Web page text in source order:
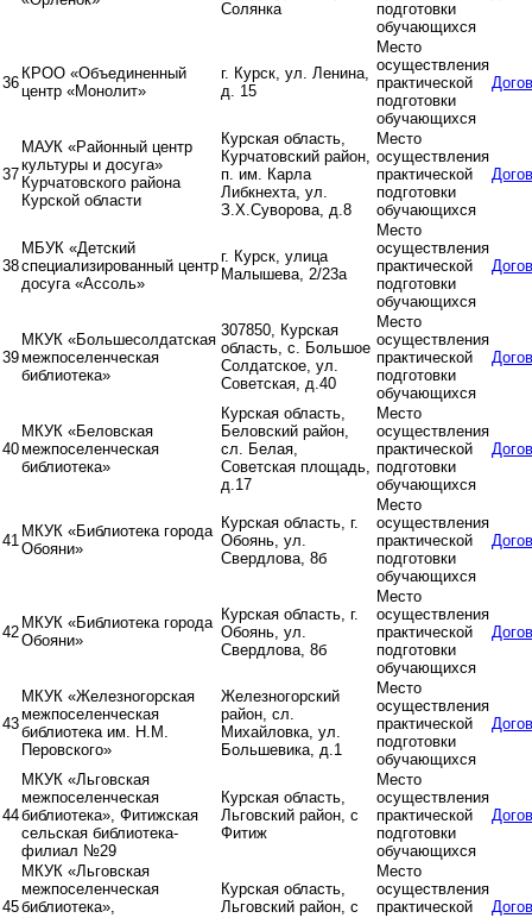
Солянка
подготовки
обучающихся
36
КРОО «Объединенный
центр «Монолит»
г. Курск, ул. Ленина,
д. 15
Место
осуществления
практической
подготовки
обучающихся
37
МАУК «Районный центр
культуры и досуга»
Курчатовского района
Курской области
Курская область,
Курчатовский район,
п. им. Карла
Либкнехта, ул.
З.Х.Суворова, д.8
Место
осуществления
практической
подготовки
обучающихся
38
МБУК «Детский
специализированный центр
досуга «Ассоль»
г. Курск, улица
Малышева, 2/23а
Место
осуществления
практической
подготовки
обучающихся
39
МКУК «Большесолдатская
межпоселенческая
библиотека»
307850, Курская
область, с. Большое
Солдатское, ул.
Советская, д.40
Место
осуществления
практической
подготовки
обучающихся
40
МКУК «Беловская
межпоселенческая
библиотека»
Курская область,
Беловский район,
сл. Белая,
Советская площадь,
д.17
Место
осуществления
практической
подготовки
обучающихся
41
МКУК «Библиотека города
Обояни»
Курская область, г.
Обоянь, ул.
Свердлова, 8б
Место
осуществления
практической
подготовки
обучающихся
42
МКУК «Библиотека города
Обояни»
Курская область, г.
Обоянь, ул.
Свердлова, 8б
Место
осуществления
практической
подготовки
обучающихся
43
МКУК «Железногорская
межпоселенческая
библиотека им. Н.М.
Перовского»
Железногорский
район, сл.
Михайловка, ул.
Большевика, д.1
Место
осуществления
практической
подготовки
обучающихся
44
МКУК «Льговская
межпоселенческая
библиотека», Фитижская
сельская библиотека-
филиал №29
Курская область,
Льговский район, с
Фитиж
Место
осуществления
практической
подготовки
обучающихся
45
МКУК «Льговская
межпоселенческая
библиотека»,
Курская область,
Льговский район, с
Место
осуществления
практической